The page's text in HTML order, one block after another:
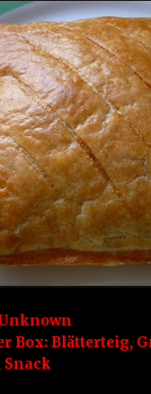
Box: Blätterteig,
Snack